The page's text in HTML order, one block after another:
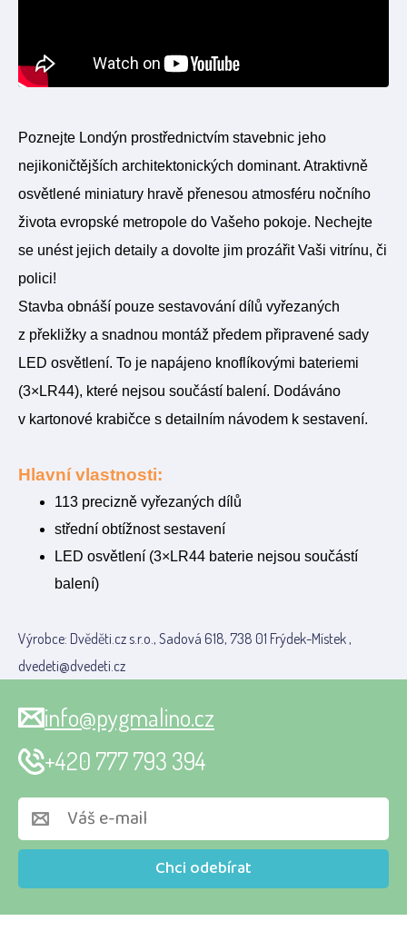
Poznejte Londýn prostřednictvím stavebnic jeho
nejikoničtějších architektonických dominant. Atraktivně
osvětlené miniatury hravě přenesou atmosféru nočního
života evropské metropole do Vašeho pokoje. Nechejte
se unést jejich detaily a dovolte jim prozářit Vaši vitrínu, či
polici!
Stavba obnáší pouze sestavování dílů vyřezaných
z překližky a snadnou montáž předem připravené sady
LED osvětlení. To je napájeno knoflíkovými bateriemi
(3×LR44), které nejsou součástí balení. Dodáváno
v kartonové krabičce s detailním návodem k sestavení.
Hlavní vlastnosti:
113 precizně vyřezaných dílů
střední obtížnost sestavení
LED osvětlení (3×LR44 baterie nejsou součástí
balení)
Výrobce: Dvěděti.cz s.r.o., Sadová 618, 738 01 Frýdek-Místek ,
dvedeti@dvedeti.cz
Chci odebírat
info@pygmalino.cz
+420 777 793 394